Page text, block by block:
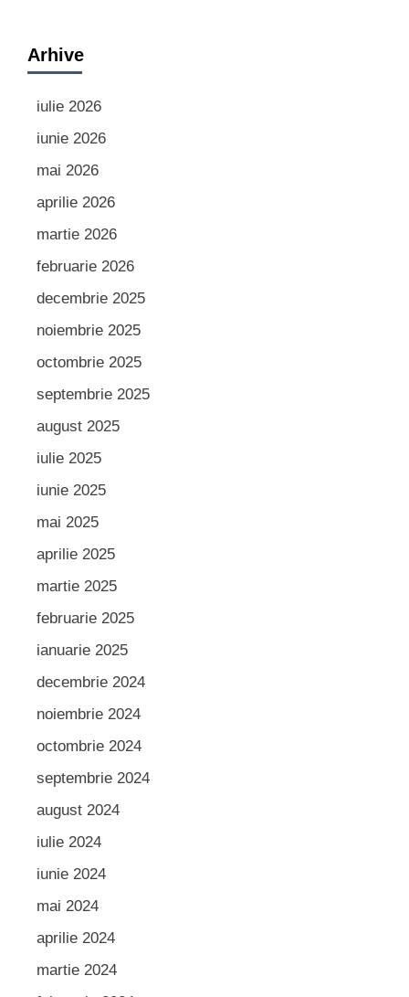
Arhive
iulie 2026
iunie 2026
mai 2026
aprilie 2026
martie 2026
februarie 2026
decembrie 2025
noiembrie 2025
octombrie 2025
septembrie 2025
august 2025
iulie 2025
iunie 2025
mai 2025
aprilie 2025
martie 2025
februarie 2025
ianuarie 2025
decembrie 2024
noiembrie 2024
octombrie 2024
septembrie 2024
august 2024
iulie 2024
iunie 2024
mai 2024
aprilie 2024
martie 2024